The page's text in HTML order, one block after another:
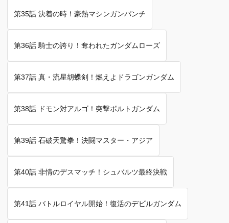
第35話 決着の時！豪熱マシンガンパンチ
第36話 騎士の誇り！奪われたガンダムローズ
第37話 真・流星胡蝶剣！燃えよドラゴンガンダム
第38話 ドモン対アルゴ！突撃ボルトガンダム
第39話 石破天驚拳！決闘マスター・アジア
第40話 非情のデスマッチ！シュバルツ最終決戦
第41話 バトルロイヤル開始！復活のデビルガンダム